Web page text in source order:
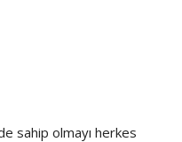
sahip olmayı herkes